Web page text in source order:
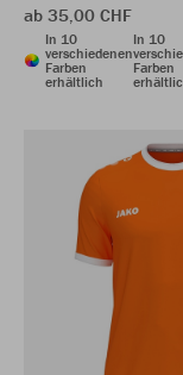
ab 35,00 CHF
In 10
verschiedenen
Farben
erhältlich
In 10
Farben